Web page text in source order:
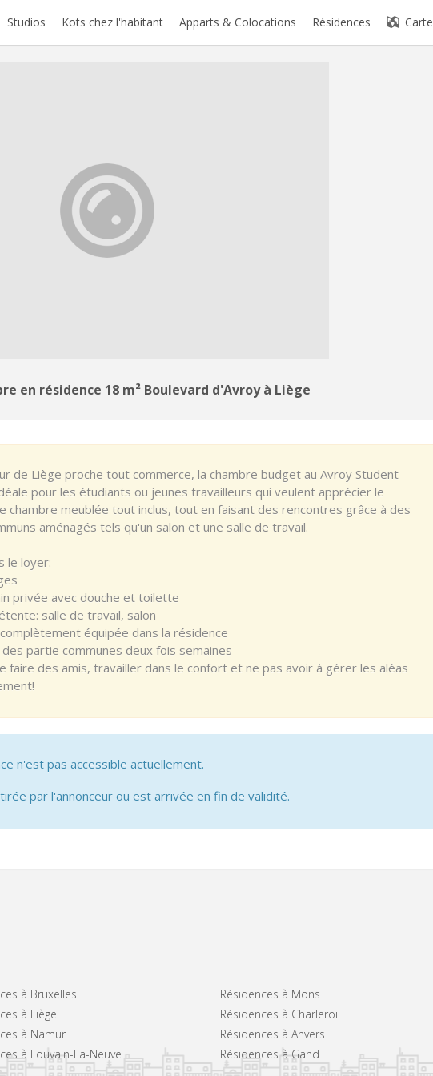
Studios Kots chez l'habitant Apparts & Colocations Résidences Carte
en résidence 18 m² Boulevard d'Avroy à Liège
de Liège proche tout commerce, la chambre budget au Avroy Student
pour les étudiants ou jeunes travailleurs qui veulent apprécier le
chambre meublée tout inclus, tout en faisant des rencontres grâce à des
aménagés tels qu'un salon et une salle de travail.
le loyer:
privée avec douche et toilette
salle de travail, salon
équipée dans la résidence
partie communes deux fois semaines
faire des amis, travailler dans le confort et ne pas avoir à gérer les aléas
n'est pas accessible actuellement.
par l'annonceur ou est arrivée en fin de validité.
à Bruxelles
à Liège
à Namur
à Louvain-La-Neuve
Résidences à Mons
Résidences à Charleroi
Résidences à Anvers
Résidences à Gand